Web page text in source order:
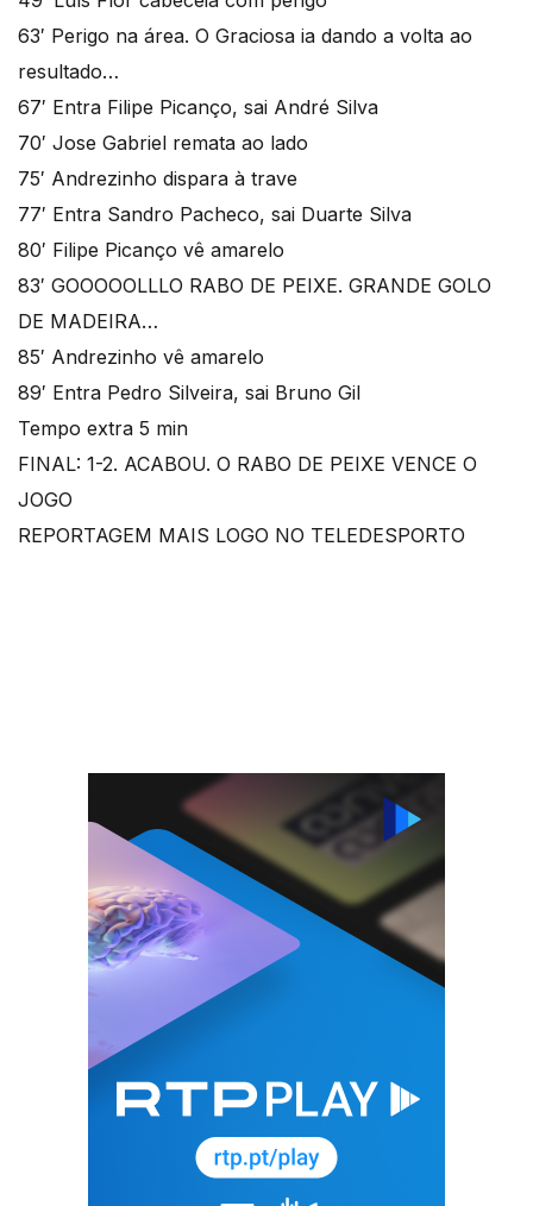
63′ Perigo na área. O Graciosa ia dando a volta ao
resultado…
67′ Entra Filipe Picanço, sai André Silva
70′ Jose Gabriel remata ao lado
75′ Andrezinho dispara à trave
77′ Entra Sandro Pacheco, sai Duarte Silva
80′ Filipe Picanço vê amarelo
83′ GOOOOOLLLO RABO DE PEIXE. GRANDE GOLO
DE MADEIRA…
85′ Andrezinho vê amarelo
89′ Entra Pedro Silveira, sai Bruno Gil
Tempo extra 5 min
FINAL: 1-2. ACABOU. O RABO DE PEIXE VENCE O
JOGO
REPORTAGEM MAIS LOGO NO TELEDESPORTO